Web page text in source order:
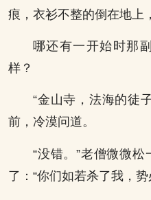
痕，衣衫不整的倒在地上
哪还有一开始时那
样？
“金山寺，法海的徒
前，冷漠问道。
“没错。”老僧微微
了：“你们如若杀了我，